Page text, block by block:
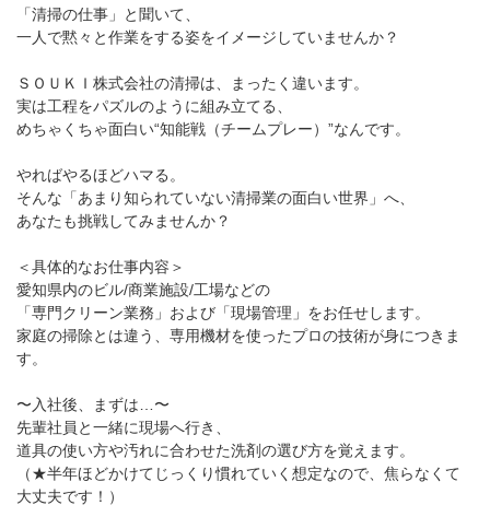
「清掃の仕事」と聞いて、
一人で黙々と作業をする姿をイメージしていませんか？
ＳＯＵＫＩ株式会社の清掃は、まったく違います。
実は工程をパズルのように組み立てる、
めちゃくちゃ面白い“知能戦（チームプレー）”なんです。
やればやるほどハマる。
そんな「あまり知られていない清掃業の面白い世界」へ、
あなたも挑戦してみませんか？
＜具体的なお仕事内容＞
愛知県内のビル/商業施設/工場などの
「専門クリーン業務」および「現場管理」をお任せします。
家庭の掃除とは違う、専用機材を使ったプロの技術が身につきま
す。
〜入社後、まずは…〜
先輩社員と一緒に現場へ行き、
道具の使い方や汚れに合わせた洗剤の選び方を覚えます。
（★半年ほどかけてじっくり慣れていく想定なので、焦らなくて
大丈夫です！）